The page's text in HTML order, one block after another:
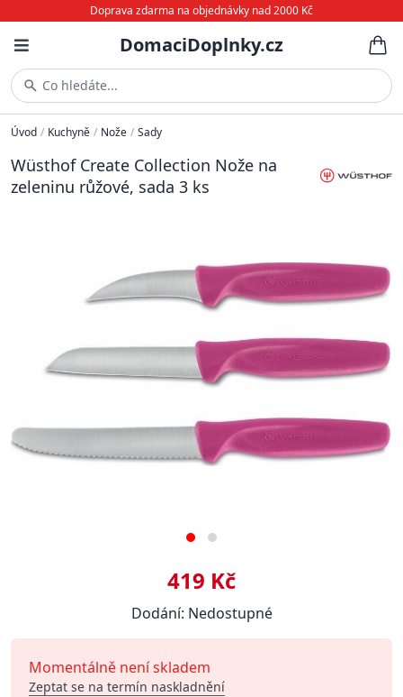
Doprava zdarma na objednávky nad 2000 Kč
DomaciDoplnky.cz
Co hledáte...
Úvod / Kuchyně / Nože / Sady
Wüsthof Create Collection Nože na
zeleninu růžové, sada 3 ks
419 Kč
Dodání: Nedostupné
Momentálně není skladem
Zeptat se na termín naskladnění